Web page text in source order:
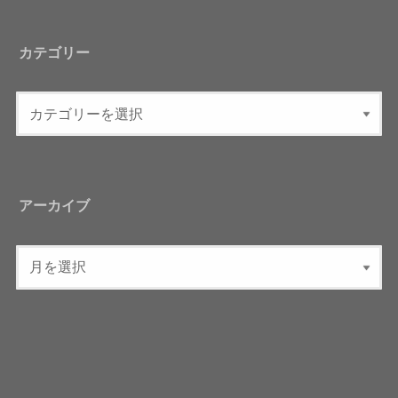
カテゴリー
アーカイブ